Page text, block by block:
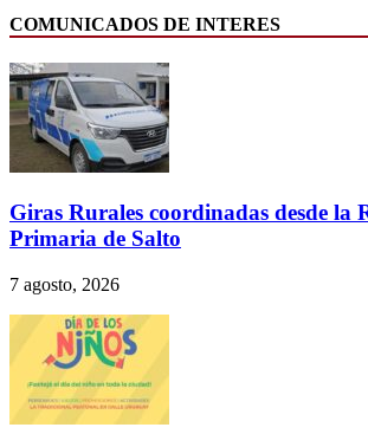
COMUNICADOS DE INTERES
Giras Rurales coordinadas desde la
Primaria de Salto
7 agosto, 2026